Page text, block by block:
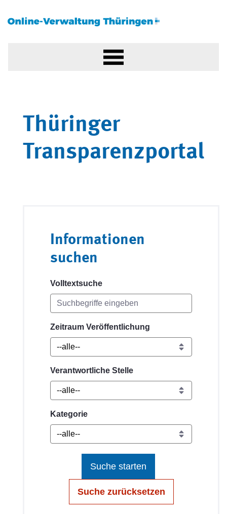
Thüringer
Transparenzportal
Informationen
suchen
Volltextsuche
Zeitraum Veröffentlichung
Verantwortliche Stelle
Kategorie
Suche starten
Suche zurücksetzen